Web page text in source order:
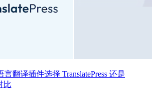
言翻译插件选择 TranslatePress 还是
比